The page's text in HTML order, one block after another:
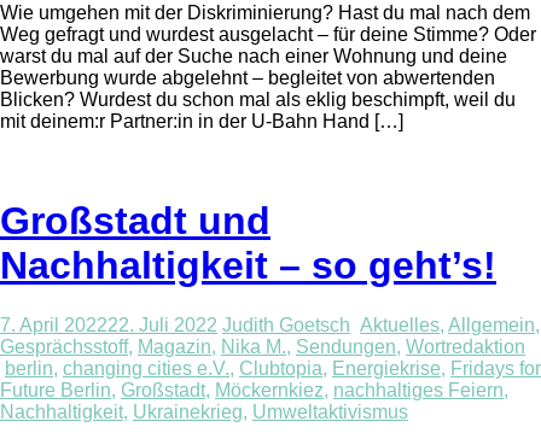
Wie umgehen mit der Diskriminierung? Hast du mal nach dem
Weg gefragt und wurdest ausgelacht – für deine Stimme? Oder
warst du mal auf der Suche nach einer Wohnung und deine
Bewerbung wurde abgelehnt – begleitet von abwertenden
Blicken? Wurdest du schon mal als eklig beschimpft, weil du
mit deinem:r Partner:in in der U-Bahn Hand […]
Großstadt und
Nachhaltigkeit – so geht’s!
7. April 202222. Juli 2022 Judith Goetsch Aktuelles, Allgemein,
Gesprächsstoff, Magazin, Nika M., Sendungen, Wortredaktion
berlin, changing cities e.V., Clubtopia, Energiekrise, Fridays for
Future Berlin, Großstadt, Möckernkiez, nachhaltiges Feiern,
Nachhaltigkeit, Ukrainekrieg, Umweltaktivismus